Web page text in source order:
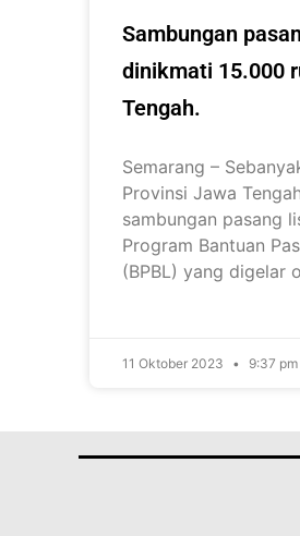
Sambungan
dinikmati 15.000
Tengah.
Semarang –
Provinsi Jawa
sambungan pasang
Program Bantuan
(BPBL) yang digelar
11 Oktober 2023 9:37 pm